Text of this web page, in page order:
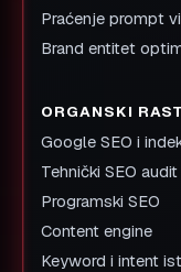
Praćenje prompt
Brand entitet
ORGANSKI RAST
Google SEO i
Tehnički SEO audit
Programski SEO
Content engine
Keyword i intent